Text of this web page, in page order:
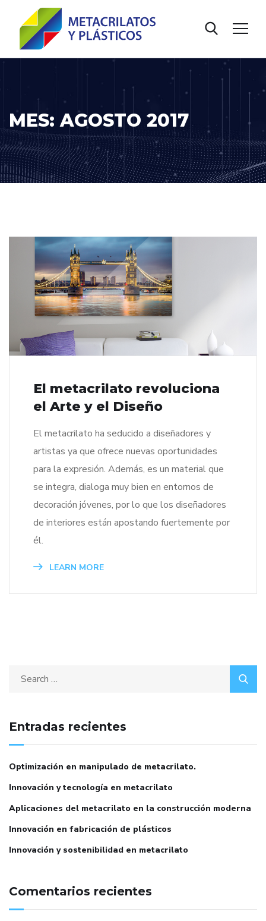
MES:AGOSTO 2017
El metacrilato revoluciona
el Arte y el Diseño
El metacrilato ha seducido a diseñadores y
artistas ya que ofrece nuevas oportunidades
para la expresión. Además, es un material que
se integra, dialoga muy bien en entornos de
decoración jóvenes, por lo que los diseñadores
de interiores están apostando fuertemente por
él.
LEARN MORE
Entradas recientes
Optimización en manipulado de metacrilato.
Innovación y tecnología en metacrilato
Aplicaciones del metacrilato en la construcción moderna
Innovación en fabricación de plásticos
Innovación y sostenibilidad en metacrilato
Comentarios recientes